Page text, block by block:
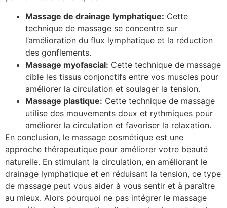
Massage de drainage lymphatique: Cette
technique de massage se concentre sur
l’amélioration du flux lymphatique et la réduction
des gonflements.
Massage myofascial: Cette technique de massage
cible les tissus conjonctifs entre vos muscles pour
améliorer la circulation et soulager la tension.
Massage plastique: Cette technique de massage
utilise des mouvements doux et rythmiques pour
améliorer la circulation et favoriser la relaxation.
En conclusion, le massage cosmétique est une
approche thérapeutique pour améliorer votre beauté
naturelle. En stimulant la circulation, en améliorant le
drainage lymphatique et en réduisant la tension, ce type
de massage peut vous aider à vous sentir et à paraître
au mieux. Alors pourquoi ne pas intégrer le massage